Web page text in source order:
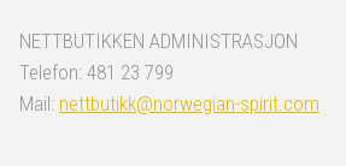
NETTBUTIKKEN ADMINISTRASJON
Telefon: 481 23 799
Mail: nettbutikk@norwegian-spirit.com